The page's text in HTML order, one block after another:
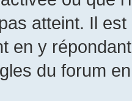
atteint. Il
en y
du forum